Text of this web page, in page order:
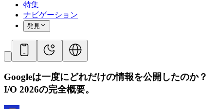
特集
ナビゲーション
発見
Googleは一度にどれだけの情報を公開したのか？
I/O 2026の完全概要。